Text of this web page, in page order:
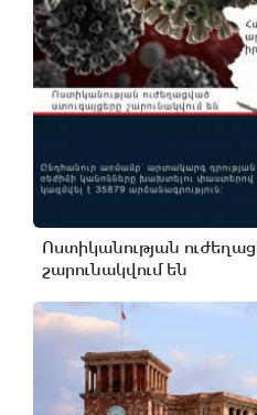
Ոստիկանության
շարունակվում են